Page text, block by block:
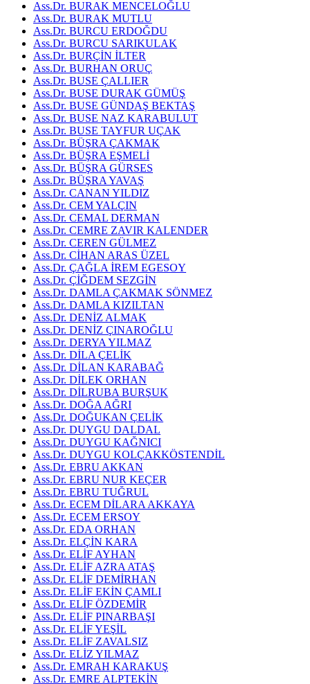
Ass.Dr. BURAK MENCELOĞLU
Ass.Dr. BURAK MUTLU
Ass.Dr. BURCU ERDOĞDU
Ass.Dr. BURCU SARIKULAK
Ass.Dr. BURÇİN İLTER
Ass.Dr. BURHAN ORUÇ
Ass.Dr. BUSE ÇALLIER
Ass.Dr. BUSE DURAK GÜMÜŞ
Ass.Dr. BUSE GÜNDAŞ BEKTAŞ
Ass.Dr. BUSE NAZ KARABULUT
Ass.Dr. BUSE TAYFUR UÇAK
Ass.Dr. BÜŞRA ÇAKMAK
Ass.Dr. BÜŞRA EŞMELİ
Ass.Dr. BÜŞRA GÜRSES
Ass.Dr. BÜŞRA YAVAŞ
Ass.Dr. CANAN YILDIZ
Ass.Dr. CEM YALÇIN
Ass.Dr. CEMAL DERMAN
Ass.Dr. CEMRE ZAVIR KALENDER
Ass.Dr. CEREN GÜLMEZ
Ass.Dr. CİHAN ARAS ÜZEL
Ass.Dr. ÇAĞLA İREM EGESOY
Ass.Dr. ÇİĞDEM SEZGİN
Ass.Dr. DAMLA ÇAKMAK SÖNMEZ
Ass.Dr. DAMLA KIZILTAN
Ass.Dr. DENİZ ALMAK
Ass.Dr. DENİZ ÇINAROĞLU
Ass.Dr. DERYA YILMAZ
Ass.Dr. DİLA ÇELİK
Ass.Dr. DİLAN KARABAĞ
Ass.Dr. DİLEK ORHAN
Ass.Dr. DİLRUBA BURŞUK
Ass.Dr. DOĞA AĞRI
Ass.Dr. DOĞUKAN ÇELİK
Ass.Dr. DUYGU DALDAL
Ass.Dr. DUYGU KAĞNICI
Ass.Dr. DUYGU KOLÇAKKÖSTENDİL
Ass.Dr. EBRU AKKAN
Ass.Dr. EBRU NUR KEÇER
Ass.Dr. EBRU TUĞRUL
Ass.Dr. ECEM DİLARA AKKAYA
Ass.Dr. ECEM ERSOY
Ass.Dr. EDA ORHAN
Ass.Dr. ELÇİN KARA
Ass.Dr. ELİF AYHAN
Ass.Dr. ELİF AZRA ATAŞ
Ass.Dr. ELİF DEMİRHAN
Ass.Dr. ELİF EKİN ÇAMLI
Ass.Dr. ELİF ÖZDEMİR
Ass.Dr. ELİF PINARBAŞI
Ass.Dr. ELİF YEŞİL
Ass.Dr. ELİF ZAVALSIZ
Ass.Dr. ELİZ YILMAZ
Ass.Dr. EMRAH KARAKUŞ
Ass.Dr. EMRE ALPTEKİN